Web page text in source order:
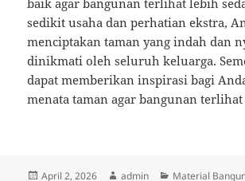
baik agar bangunan terlihat lebih
sedikit usaha dan perhatian ekstra,
menciptakan taman yang indah dan
dinikmati oleh seluruh keluarga.
dapat memberikan inspirasi bagi
menata taman agar bangunan
Posted
April 2, 2026 Author
admin Categories
Material